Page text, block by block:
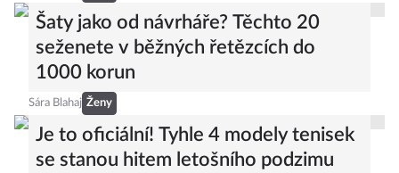
Šaty jako od návrháře? Těchto 20
seženete v běžných řetězcích do
1000 korun
Sára Blahaj Ženy
Je to oficiální! Tyhle 4 modely tenisek
se stanou hitem letošního podzimu